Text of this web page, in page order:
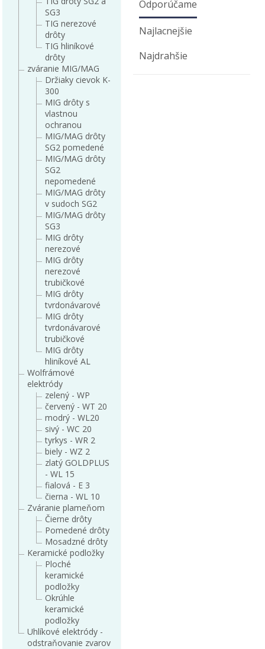
SG3
TIG nerezové
drôty
TIG hliníkové
drôty
zváranie MIG/MAG
Držiaky cievok K-
300
MIG drôty s
vlastnou
ochranou
MIG/MAG drôty
SG2 pomedené
MIG/MAG drôty
SG2
nepomedené
MIG/MAG drôty
v sudoch SG2
MIG/MAG drôty
SG3
MIG drôty
nerezové
MIG drôty
nerezové
trubičkové
MIG drôty
tvrdonávarové
MIG drôty
tvrdonávarové
trubičkové
MIG drôty
hliníkové AL
Wolfrámové
elektródy
zelený - WP
červený - WT 20
modrý - WL20
sivý - WC 20
tyrkys - WR 2
biely - WZ 2
zlatý GOLDPLUS
- WL 15
fialová - E 3
čierna - WL 10
Zváranie plameňom
Čierne drôty
Pomedené drôty
Mosadzné drôty
Keramické podložky
Ploché
keramické
podložky
Okrúhle
keramické
podložky
Uhlíkové elektródy -
odstraňovanie zvarov
Odporúčame
Najlacnejšie
Najdrahšie